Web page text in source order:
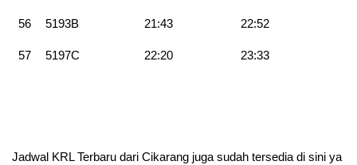
56 5193B 21:43 22:52
57 5197C 22:20 23:33
Jadwal KRL Terbaru dari Cikarang juga sudah tersedia di sini ya